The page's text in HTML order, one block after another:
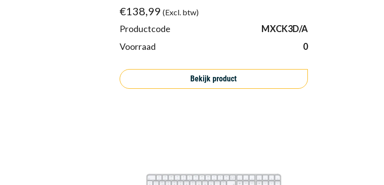
€138,99 (Excl. btw)
Productcode
MXCK3D/A
Voorraad
0
Bekijk product